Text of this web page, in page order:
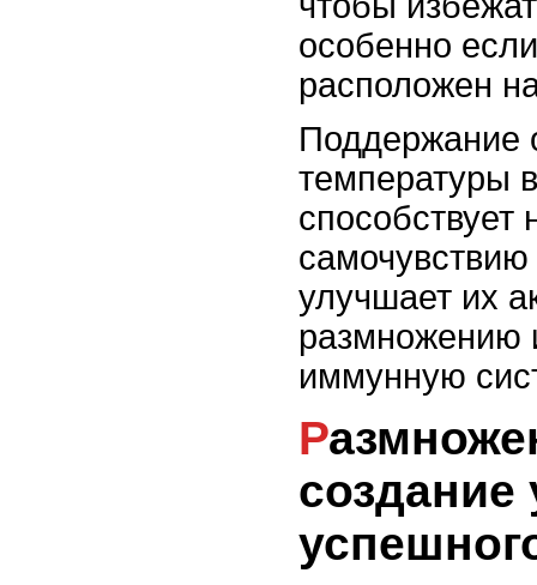
особенно
расположен
Поддержание
температуры
способствует
самочувствию
улучшает их
размножению
иммунную
Размножение креветок:
создание